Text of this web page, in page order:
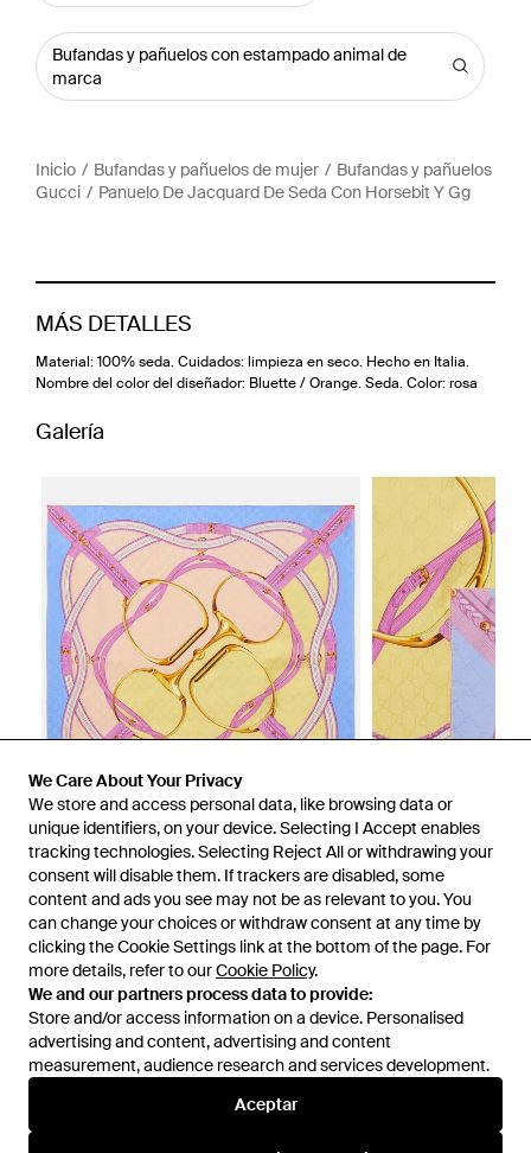
We Care About Your Privacy
We store and access personal data, like browsing data or
unique identifiers, on your device. Selecting I Accept enables
tracking technologies. Selecting Reject All or withdrawing your
consent will disable them. If trackers are disabled, some
content and ads you see may not be as relevant to you. You
can change your choices or withdraw consent at any time by
clicking the Cookie Settings link at the bottom of the page. For
more details, refer to ourCookie Policy.
We and our partners process data to provide:
Store and/or access information on a device. Personalised
advertising and content, advertising and content
measurement, audience research and services development.
Aceptar
Bufandas y pañuelos con estampado animal de
marca
Inicio Bufandas y pañuelos de mujer
Bufandas y pañuelos
Gucci
Panuelo De Jacquard De Seda Con Horsebit Y Gg
MÁS DETALLES
Material: 100% seda. Cuidados: limpieza en seco. Hecho en Italia.
Nombre del color del diseñador: Bluette / Orange. Seda. Color: rosa
Galería
Disponible anteriormente en:Mytheresa